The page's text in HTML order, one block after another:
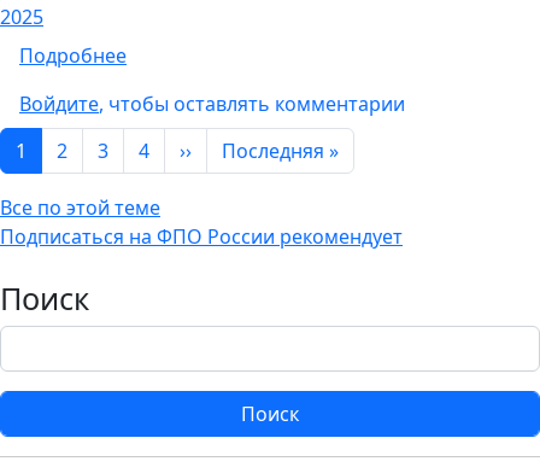
2025
Подробнеео Протокол №2 заочного голосования
Войдите, чтобы оставлять комментарии
Нумерация страниц
1 2 3 4 ››Следующая страница
Последняя »Последняя страница
Все по этой теме
Подписаться на ФПО России рекомендует
Поиск
Поиск